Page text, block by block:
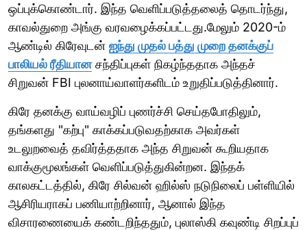
ஒப்புக்கொண்டார். இந்த வெளிப்படுத்தலைத் தொடர்ந்து,
காவல்துறை அங்கு வரவழைக்கப்பட்டது.மேலும் 2020-ம்
ஆண்டில் கிரேவுடன் ஐந்து முதல் பத்து முறை தனக்குப்
பாலியல் ரீதியானசந்திப்புகள் நிகழ்ந்ததாக அந்தச்
சிறுவன் FBI புலனாய்வாளர்களிடம் உறுதிப்படுத்தினார்.
கிரே தனக்கு வாய்வழிப் புணர்ச்சி செய்தபோதிலும்,
தங்களது "கற்பு" காக்கப்படுவதற்காக அவர்கள்
உடலுறவைத் தவிர்த்ததாக அந்த சிறுவன் கூறியதாக
வாக்குமூலங்கள் வெளிப்படுத்துகின்றன. இந்தக்
காலகட்டத்தில், கிரே சில்வன் ஹில்ஸ் நடுநிலைப் பள்ளியில்
ஆசிரியராகப் பணியாற்றினார், ஆனால் இந்த
விசாரணையைக் கண்டறிந்ததும், புலாஸ்கி கவுண்டி சிறப்புப்